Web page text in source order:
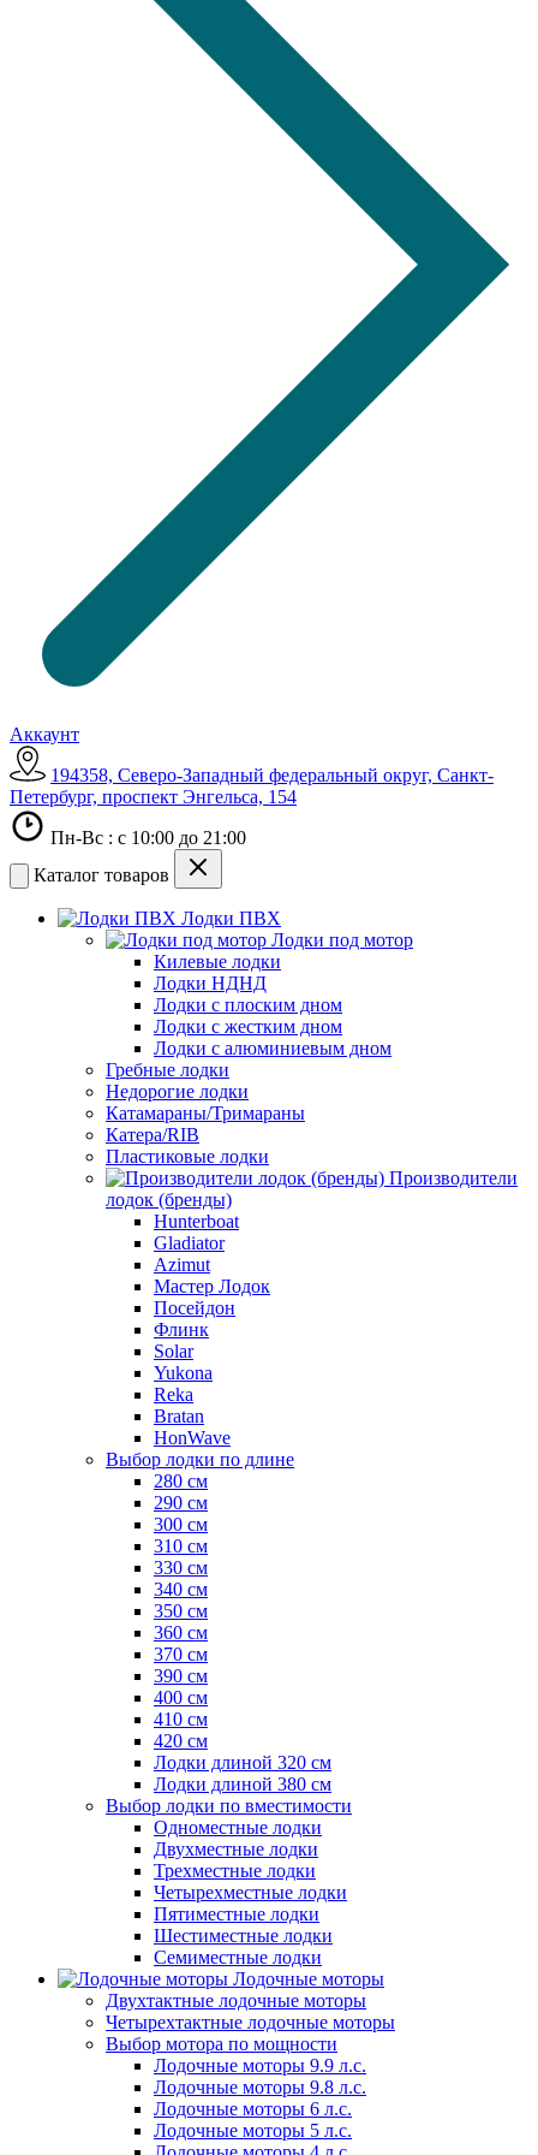
Аккаунт
194358, Северо-Западный федеральный округ, Санкт-
Петербург, проспект Энгельса, 154
Пн-Вс : с 10:00 до 21:00
Каталог товаров
Лодки ПВХ
Лодки под мотор
Килевые лодки
Лодки НДНД
Лодки с плоским дном
Лодки с жестким дном
Лодки с алюминиевым дном
Гребные лодки
Недорогие лодки
Катамараны/Тримараны
Катера/RIB
Пластиковые лодки
Производители
лодок (бренды)
Hunterboat
Gladiator
Azimut
Мастер Лодок
Посейдон
Флинк
Solar
Yukona
Reka
Bratan
HonWave
Выбор лодки по длине
280 см
290 см
300 см
310 см
330 см
340 см
350 см
360 см
370 см
390 см
400 см
410 см
420 см
Лодки длиной 320 см
Лодки длиной 380 см
Выбор лодки по вместимости
Одноместные лодки
Двухместные лодки
Трехместные лодки
Четырехместные лодки
Пятиместные лодки
Шестиместные лодки
Семиместные лодки
Лодочные моторы
Двухтактные лодочные моторы
Четырехтактные лодочные моторы
Выбор мотора по мощности
Лодочные моторы 9.9 л.с.
Лодочные моторы 9.8 л.с.
Лодочные моторы 6 л.с.
Лодочные моторы 5 л.с.